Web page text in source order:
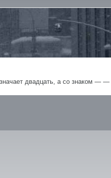
двадцать, а со знаком — —